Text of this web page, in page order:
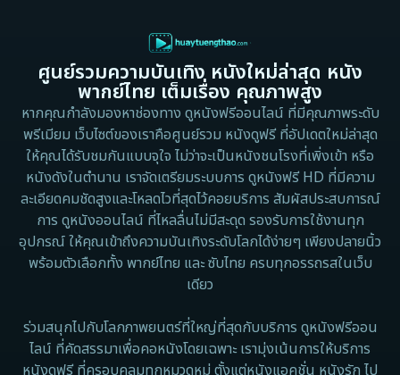
Detective สืบสวน
Disaster
Disney+
Documentary สารคดี
Documentary สารคดี
Drama ดราม่า
Drama ดราม่า
Dystopian
1983
1982
1971
1962
ศูนย์รวมความบันเทิง หนังใหม่ล่าสุด หนัง
พากย์ไทย เต็มเรื่อง คุณภาพสูง
หากคุณกำลังมองหาช่องทาง ดูหนังฟรีออนไลน์ ที่มีคุณภาพระดับ
พรีเมียม เว็บไซต์ของเราคือศูนย์รวม หนังดูฟรี ที่อัปเดตใหม่ล่าสุด
ให้คุณได้รับชมกันแบบจุใจ ไม่ว่าจะเป็นหนังชนโรงที่เพิ่งเข้า หรือ
หนังดังในตำนาน เราจัดเตรียมระบบการ ดูหนังฟรี HD ที่มีความ
ละเอียดคมชัดสูงและโหลดไวที่สุดไว้คอยบริการ สัมผัสประสบการณ์
การ ดูหนังออนไลน์ ที่ไหลลื่นไม่มีสะดุด รองรับการใช้งานทุก
อุปกรณ์ ให้คุณเข้าถึงความบันเทิงระดับโลกได้ง่ายๆ เพียงปลายนิ้ว
พร้อมตัวเลือกทั้ง พากย์ไทย และ ซับไทย ครบทุกอรรถรสในเว็บ
เดียว
ร่วมสนุกไปกับโลกภาพยนตร์ที่ใหญ่ที่สุดกับบริการ ดูหนังฟรีออน
ไลน์ ที่คัดสรรมาเพื่อคอหนังโดยเฉพาะ เรามุ่งเน้นการให้บริการ
หนังดูฟรี ที่ครอบคลุมทุกหมวดหมู่ ตั้งแต่หนังแอคชั่น หนังรัก ไป